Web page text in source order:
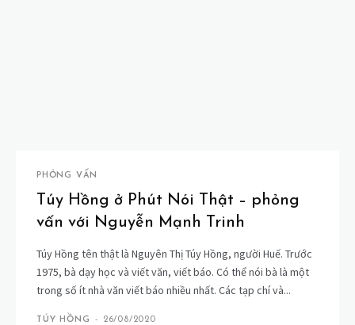
PHỎNG VẤN
Túy Hồng ở Phút Nói Thật – phỏng
vấn với Nguyễn Mạnh Trinh
Túy Hồng tên thật là Nguyên Thị Túy Hồng, người Huế. Trước
1975, bà dạy học và viết văn, viết báo. Có thể nói bà là một
trong số ít nhà văn viết báo nhiều nhất. Các tạp chí và...
TÚY HỒNG - 26/08/2020